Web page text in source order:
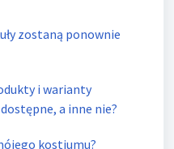
zostaną ponownie
i warianty
a inne nie?
kostiumu?